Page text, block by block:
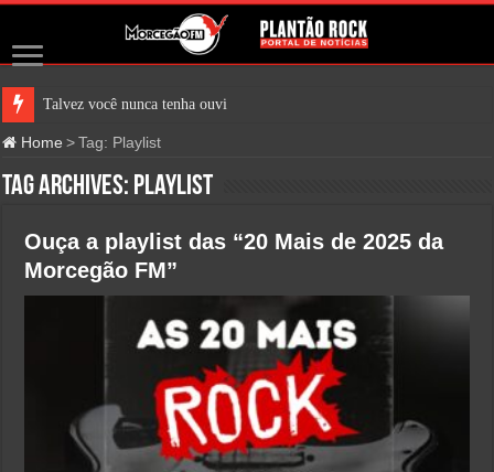
Talvez você nunca tenha ouvido fa
Home > Tag: Playlist
Tag Archives: Playlist
Ouça a playlist das “20 Mais de 2025 da
Morcegão FM”